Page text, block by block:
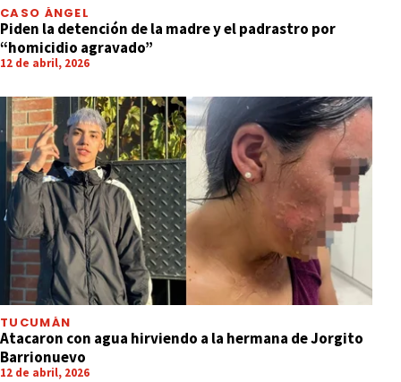
CASO ÁNGEL
Piden la detención de la madre y el padrastro por
“homicidio agravado”
12 de abril, 2026
TUCUMÁN
Atacaron con agua hirviendo a la hermana de Jorgito
Barrionuevo
12 de abril, 2026